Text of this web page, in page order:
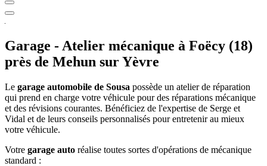
Garage - Atelier mécanique à Foëcy (18)
près de Mehun sur Yèvre
Le garage automobile de Sousa possède un atelier de réparation
qui prend en charge votre véhicule pour des réparations mécanique
et des révisions courantes. Bénéficiez de l'expertise de Serge et
Vidal et de leurs conseils personnalisés pour entretenir au mieux
votre véhicule.
Votre garage auto réalise toutes sortes d'opérations de mécanique
standard :